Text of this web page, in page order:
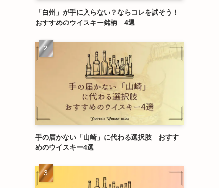
「白州」が手に入らない？ならコレを試そう！
おすすめのウイスキー銘柄 4選
手の届かない「山崎」に代わる選択肢 おすす
めのウイスキー4選